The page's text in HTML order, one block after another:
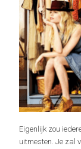
Eigenlijk zou
uitmesten. Je zal